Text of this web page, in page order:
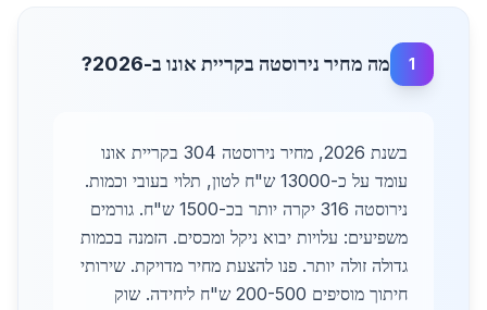
1 מה מחיר נירוסטה בקריית אונו ב-2026?
בשנת 2026, מחיר נירוסטה 304 בקריית אונו
עומד על כ-13000 ש"ח לטון, תלוי בעובי וכמות.
נירוסטה 316 יקרה יותר בכ-1500 ש"ח. גורמים
משפיעים: עלויות יבוא ניקל ומכסים. הזמנה בכמות
גדולה זולה יותר. פנו להצעת מחיר מדויקת. שירותי
חיתוך מוסיפים 200-500 ש"ח ליחידה. שוק